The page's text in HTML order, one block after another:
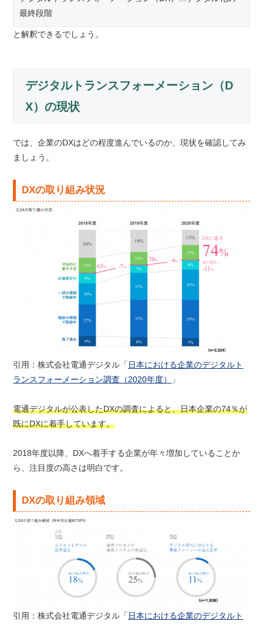
最終段階
と解釈できるでしょう。
デジタルトランスフォーメーション（D
X）の現状
では、企業のDXはどの程度進んでいるのか、現状を確認してみ
ましょう。
DXの取り組み状況
引用：株式会社電通デジタル「 日本における企業のデジタルト
ランスフォーメーション調査（2020年度）
」
電通デジタルが公表したDXの調査によると、日本企業の74％が
既にDXに着手しています。
2018年度以降、DXへ着手する企業が年々増加していることか
ら、注目度の高さは明白です。
DXの取り組み領域
引用：株式会社電通デジタル「 日本における企業のデジタルト